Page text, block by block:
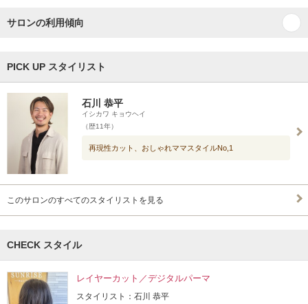
サロンの利用傾向
PICK UP スタイリスト
石川 恭平
イシカワ キョウヘイ
（歴11年）
再現性カット、おしゃれママスタイルNo,1
このサロンのすべてのスタイリストを見る
CHECK スタイル
レイヤーカット／デジタルパーマ
スタイリスト：石川 恭平